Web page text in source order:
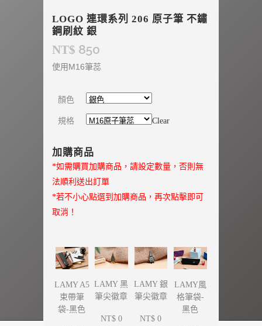
LOGO 連環系列 206 原子筆 不鏽
鋼刷紋 銀
NT$ 850
使用M16筆蕊
顏色
規格 Clear
加購商品
*如需購買加購商品，請設定數量，否則無
法順利送出訂單
*若不小心點選到加購商品，再次點擊即可
取消！
LAMY A5
束帶筆
袋-黑色
LAMY 黑
筆尖徽章
NT$ 0
LAMY 銀
筆尖徽章
NT$ 0
LAMY風
格筆袋-
黑色